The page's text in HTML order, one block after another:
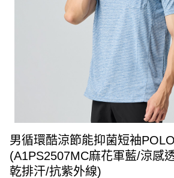
男循環酷涼節能抑菌短袖
(A1PS2507MC麻花軍藍/涼感
乾排汗/抗紫外線)